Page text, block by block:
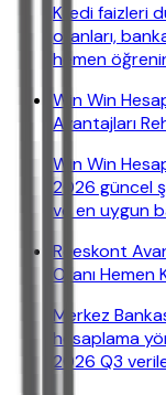
Kredi faizleri
oranları,
hemen
Win Win
Avantajları
Win Win
2026 güncel
ve en uygun
Reeskont
Oranı Hemen
Merkez
hesaplama
2026 Q3